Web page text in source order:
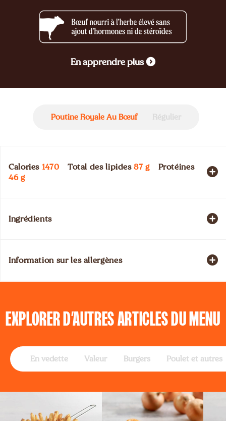
En apprendre plus
Poutine Royale Au Bœuf
Calories 1470 Total des lipides 87 g
Protéines
46 g
Ingrédients
Information sur les allergènes
EXPLORERD’AUTRES ARTICLES DU MENU
En vedette Valeur Burgers Poulet et autres